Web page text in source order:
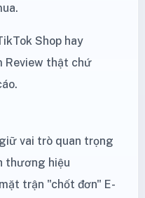
Shop hay
Review thật chứ
vai trò quan trọng
thương hiệu
trận "chốt đơn" E-